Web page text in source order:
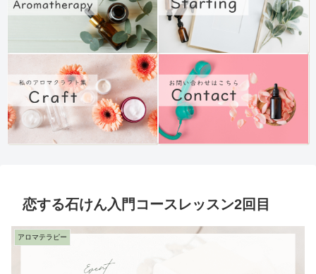
恋する石けん入門コースレッスン2回目
アロマテラピー